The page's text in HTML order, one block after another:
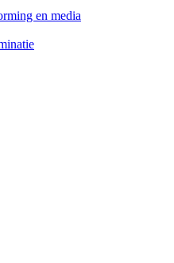
en media